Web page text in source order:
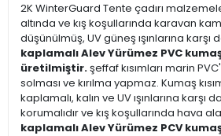
2K WinterGuard Tente çadırı
altında ve kış koşullarında karavan
düşünülmüş, UV güneş ışınlarına karşı
kaplamalı Alev Yürümez PVC
üretilmiştir.şeffaf kısımları marin
solması ve kırılma yapmaz. Kumaş
kaplamalı, kalın ve UV ışınlarına karşı
korumalıdır ve kış koşullarında hava
kaplamalı Alev Yürümez PCV